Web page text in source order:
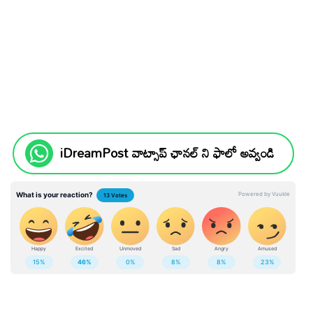
iDreamPost వాట్సాప్ ఛానల్ ని ఫాలో అవ్వండి